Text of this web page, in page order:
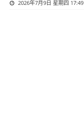
2026年7月9日 星期四 17:49